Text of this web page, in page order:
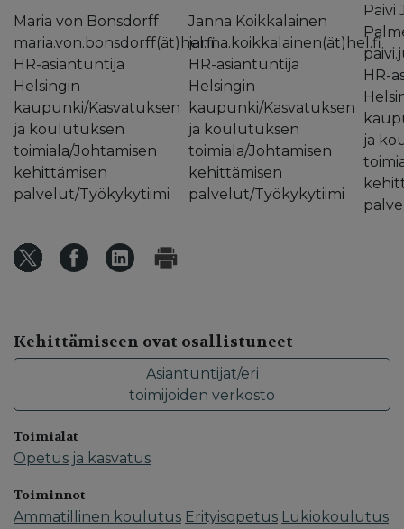
Maria von Bonsdorff
maria.von.bonsdorff(ät)hel.fi
HR-asiantuntija
Helsingin
kaupunki/Kasvatuksen
ja koulutuksen
toimiala/Johtamisen
kehittämisen
palvelut/Työkykytiimi
Janna Koikkalainen
janna.koikkalainen(ät)hel.fi
HR-asiantuntija
Helsingin
kaupunki/Kasvatuksen
ja koulutuksen
toimiala/Johtamisen
kehittämisen
palvelut/Työkykytiimi
Päivi
HR-
ja
Kehittämiseen ovat osallistuneet
Asiantuntijat/eri
toimijoiden verkosto
Toimialat
Opetus ja kasvatus
Toiminnot
Ammatillinen koulutus Erityisopetus Lukiokoulutus